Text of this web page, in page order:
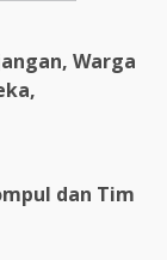
Warga
dan Tim